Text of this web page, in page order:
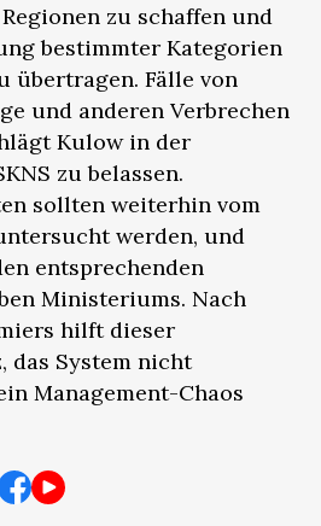
zu schaffen und
bestimmter Kategorien
übertragen. Fälle von
und anderen Verbrechen
Kulow in der
zu belassen.
sollten weiterhin vom
werden, und
entsprechenden
Ministeriums. Nach
hilft dieser
das System nicht
Management-Chaos